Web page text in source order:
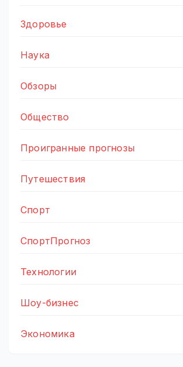
Здоровье
Наука
Обзоры
Общество
Проигранные прогнозы
Путешествия
Спорт
СпортПрогноз
Технологии
Шоу-бизнес
Экономика